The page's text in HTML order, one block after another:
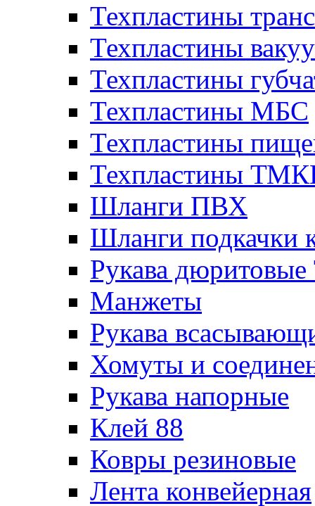
Техпластины
Техпластины
Техпластины
Техпластины МБС
Техпластины
Техпластины
Шланги ПВХ
Шланги подкачки
Рукава
Манжеты
Рукава
Хомуты и
Рукава напорные
Клей 88
Ковры резиновые
Лента конвейерная